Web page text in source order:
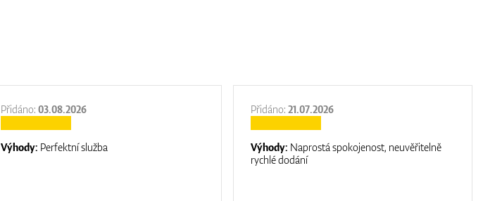
Přidáno:03.08.2026
Výhody: Perfektní služba
Přidáno:21.07.2026
Výhody: Naprostá spokojenost, neuvěřitelně
rychlé dodání